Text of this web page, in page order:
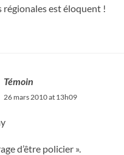
régionales est éloquent !
Témoin
26 mars 2010 at 13h09
d’être policier ».